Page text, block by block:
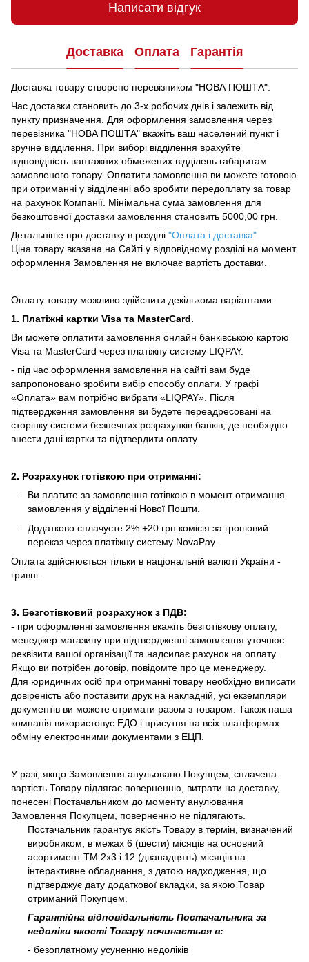
Написати відгук
Доставка Оплата Гарантія
Доставка товару створено перевізником "НОВА ПОШТА".
Час доставки становить до 3-х робочих днів і залежить від
пункту призначення. Для оформлення замовлення через
перевізника "НОВА ПОШТА" вкажіть ваш населений пункт і
зручне відділення.
При виборі відділення врахуйте
відповідність вантажних обмежених відділень габаритам
замовленого товару. Оплатити замовлення ви можете готовою
при отриманні у відділенні або зробити передоплату за товар
на рахунок Компанії. Мінімальна сума замовлення для
безкоштовної доставки замовлення становить 5000,00 грн.
Детальніше про доставку в розділі "Оплата і доставка"
Ціна товару вказана на Сайті у відповідному розділі на момент
оформлення Замовлення не включає вартість доставки.
Оплату товару можливо здійснити декількома варіантами:
1. Платіжні картки Visa та MasterCard.
Ви можете оплатити замовлення онлайн банківською картою
Visa та MasterCard через платіжну систему LIQPAY.
- під час оформлення замовлення на сайті вам буде
запропоновано зробити вибір способу оплати. У графі
«Оплата» вам потрібно вибрати «LIQPAY». Після
підтвердження замовлення ви будете переадресовані на
сторінку системи безпечних розрахунків банків, де необхідно
внести дані картки та підтвердити оплату.
2. Розрахунок готівкою при отриманні:
Ви платите за замовлення готівкою в момент отримання
замовлення у відділенні Нової Пошти.
Додатково сплачуєте 2% +20 грн комісія за грошовий
переказ через платіжну систему NovaPay.
Оплата здійснюється тільки в національній валюті України -
гривні.
3. Безготівковий розрахунок з ПДВ:
- при оформленні замовлення вкажіть безготівкову оплату,
менеджер магазину при підтвердженні замовлення уточнює
реквізити вашої організації та надсилає рахунок на оплату.
Якщо ви потрібен договір, повідомте про це менеджеру.
Для юридичних осіб при отриманні товару необхідно виписати
довіреність або поставити друк на накладній, усі екземпляри
документів ви можете отримати разом з товаром. Також наша
компанія використовує ЕДО і присутня на всіх платформах
обміну електронними документами з ЕЦП.
У разі, якщо Замовлення анульовано Покупцем, сплачена
вартість Товару підлягає поверненню, витрати на доставку,
понесені Постачальником до моменту анулювання
Замовлення Покупцем, поверненню не підлягають.
Постачальник гарантує якість Товару в термін, визначений
виробником, в межах 6 (шести) місяців на основний
асортимент ТМ 2х3 і 12 (дванадцять) місяців на
інтерактивне обладнання, з датою надходження, що
підтверджує дату додаткової вкладки, за якою Товар
отриманий Покупцем.
Гарантійна відповідальність Постачальника за
недоліки якості Товару починається в:
- безоплатному усуненню недоліків